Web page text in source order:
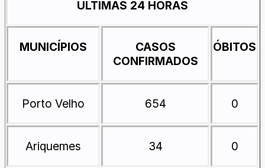
ÚLTIMAS 24 HORAS
MUNICÍPIOS
CASOS
CONFIRMADOS
ÓBITOS
Porto Velho 654 0
Ariquemes 34 0